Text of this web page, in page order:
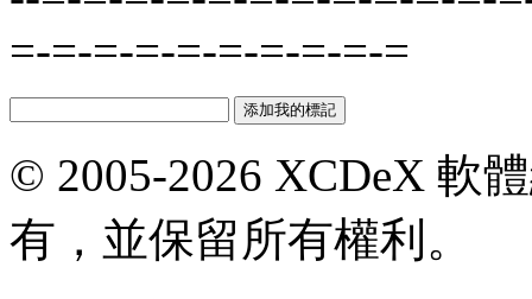
=-=-=-=-=-=-=-=-=-=
© 2005-2026 XCDeX 軟
有，並保留所有權利。